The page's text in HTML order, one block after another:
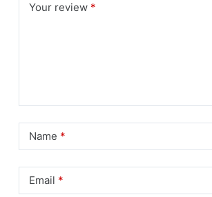
Your review*
Name *
Email *